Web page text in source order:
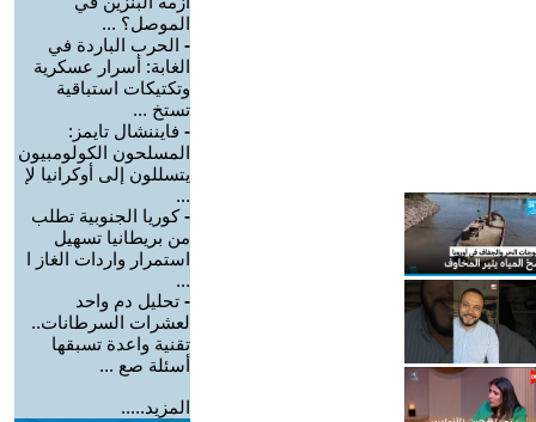
الموصل؟ ...
- الحرب الباردة في
الغابة: أسرار عسكرية
وتكتيكات استباقية
تستخ ...
- فايننشال تايمز:
المسلحون الكولومبيون
يتسللون إلى أوكرانيا لإ
...
-كوريا الجنوبية تطلب
من بريطانيا تسهيل
استمرار واردات الغاز ا
...
- تحليل دم واحد
لعشرات السرطانات..
تقنية واعدة تسبقها
أسئلة صع ...
المزيد.....